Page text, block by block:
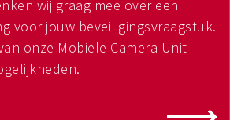
wij graag mee over een
voor jouw beveiligingsvraagstuk.
onze Mobiele Camera Unit